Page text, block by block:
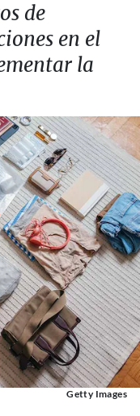
de
en el
la
Getty Images